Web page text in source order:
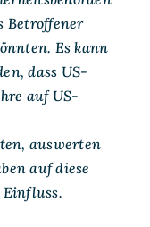
Betroffener
Es kann
dass US-
auf US-
auswerten
auf diese